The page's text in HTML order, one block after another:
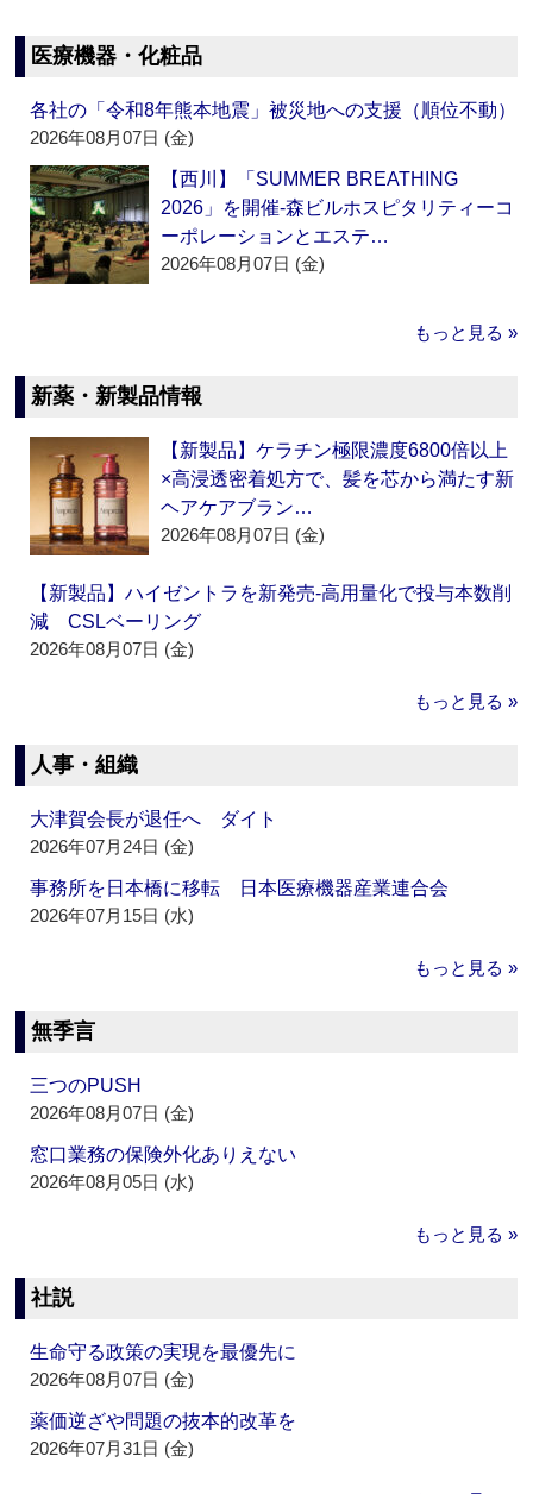
医療機器・化粧品
各社の「令和8年熊本地震」被災地への支援（順位不動）
2026年08月07日 (金)
【西川】「SUMMER BREATHING
2026」を開催‐森ビルホスピタリティーコ
ーポレーションとエステ…
2026年08月07日 (金)
もっと見る »
新薬・新製品情報
【新製品】ケラチン極限濃度6800倍以上
×高浸透密着処方で、髪を芯から満たす新
ヘアケアブラン…
2026年08月07日 (金)
【新製品】ハイゼントラを新発売‐高用量化で投与本数削
減 CSLベーリング
2026年08月07日 (金)
もっと見る »
人事・組織
大津賀会長が退任へ ダイト
2026年07月24日 (金)
事務所を日本橋に移転 日本医療機器産業連合会
2026年07月15日 (水)
もっと見る »
無季言
三つのPUSH
2026年08月07日 (金)
窓口業務の保険外化ありえない
2026年08月05日 (水)
もっと見る »
社説
生命守る政策の実現を最優先に
2026年08月07日 (金)
薬価逆ざや問題の抜本的改革を
2026年07月31日 (金)